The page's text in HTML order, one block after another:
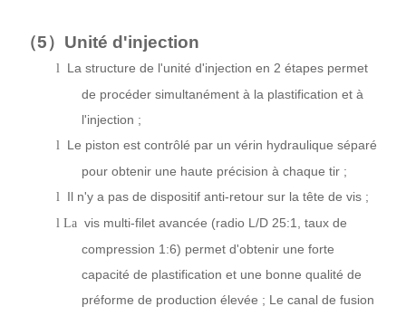
（5） Unité d'injection
l
La structure de l'unité d'injection en 2 étapes permet
de procéder simultanément à la plastification et à
l'injection ;
l
Le piston est contrôlé par un vérin hydraulique séparé
pour obtenir une haute précision à chaque tir ;
l Il n'y a pas de dispositif anti-retour sur la tête de vis ;
l La vis multi-filet avancée (radio L/D 25:1, taux de
compression 1:6) permet d'obtenir une forte
capacité de plastification et une bonne qualité de
préforme de production élevée ; Le canal de fusion